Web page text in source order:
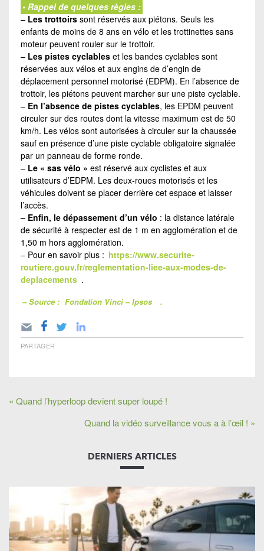
• Rappel de quelques règles :
– Les trottoirs sont réservés aux piétons. Seuls les
enfants de moins de 8 ans en vélo et les trottinettes sans
moteur peuvent rouler sur le trottoir.
– Les pistes cyclables et les bandes cyclables sont
réservées aux vélos et aux engins de d’engin de
déplacement personnel motorisé (EDPM). En l’absence de
trottoir, les piétons peuvent marcher sur une piste cyclable.
– En l’absence de pistes cyclables, les EPDM peuvent
circuler sur des routes dont la vitesse maximum est de 50
km/h. Les vélos sont autorisées à circuler sur la chaussée
sauf en présence d’une piste cyclable obligatoire signalée
par un panneau de forme ronde.
– Le « sas vélo » est réservé aux cyclistes et aux
utilisateurs d’EDPM. Les deux-roues motorisés et les
véhicules doivent se placer derrière cet espace et laisser
l’accès.
– Enfin, le dépassement d’un vélo : la distance latérale
de sécurité à respecter est de 1 m en agglomération et de
1,50 m hors agglomération.
– Pour en savoir plus : https://www.securite-
routiere.gouv.fr/reglementation-liee-aux-modes-de-
deplacements .
– Source : Fondation Vinci – Ipsos .
PARTAGER
« Quand l’hyperloop devient super loupé !
Quand la vidéo surveillance vous a à l’œil ! »
DERNIERS ARTICLES